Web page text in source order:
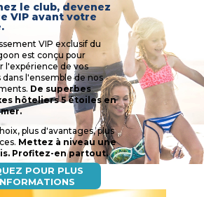
le club, devenez
VIP avant votre
VIP exclusif du
est conçu pour
l'expérience de vos
dans l'ensemble de nos
De superbes
hôteliers 5 étoiles en
plus d'avantages, plus
Mettez à niveau une
Profitez-en partout.
POUR PLUS